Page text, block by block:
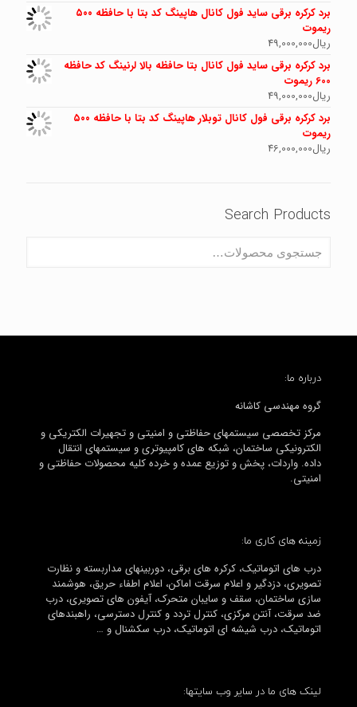
برد کرکره برقی ساید فول کانال هاپینگ کد بتا با حافظه ۵۰۰
ریموت
ریال49,000,000
برد کرکره برقی ساید فول کانال بتا حافظه بالا لرنینگ کد حافظه
600 ریموت
ریال49,000,000
برد کرکره برقی فول کانال توبلار هاپینگ کد بتا با حافظه ۵۰۰
ریموت
ریال46,000,000
Search Products
درباره ما:
گروه مهندسی کاشانه
مرکز تخصصی سیستمهای حفاظتی و امنیتی و تجهیرات الکتریکی و
الکترونیکی ساختمان، شبکه های کامپیوتری و سیستمهای انتقال
داده. واردات، پخش و توزیع عمده و خرده کلیه محصولات حفاظتی و
امنیتی.
زمینه های کاری ما:
درب های اتوماتیک، کرکره های برقی، دوربینهای مداربسته و نظارت
تصویری، دزدگیر و اعلام سرقت اماکن، اعلام اطفاء حریق، هوشمند
سازی ساختمان، سقف و سایبان متحرک، آیفون های تصویری، درب
ضد سرقت، آنتن مرکزی، کنترل تردد و کنترل دسترسی، راهبندهای
اتوماتیک، درب شیشه ای اتوماتیک، درب سکشنال و …
لینک های ما در سایر وب سایتها: